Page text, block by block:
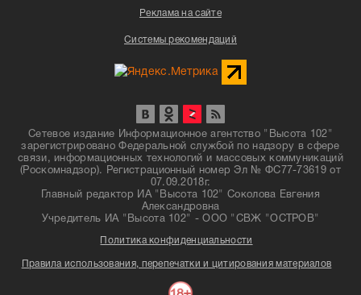
Реклама на сайте
Системы рекомендаций
Сетевое издание Информационное агентство "Высота 102"
зарегистрировано Федеральной службой по надзору в сфере
связи, информационных технологий и массовых коммуникаций
(Роскомнадзор). Регистрационный номер Эл № ФС77-73619 от
07.09.2018г.
Главный редактор ИА "Высота 102" Соколова Евгения
Александровна
Учредитель ИА "Высота 102" - ООО "СВЖ "ОСТРОВ"
Политика конфиденциальности
Правила использования, перепечатки и цитирования материалов